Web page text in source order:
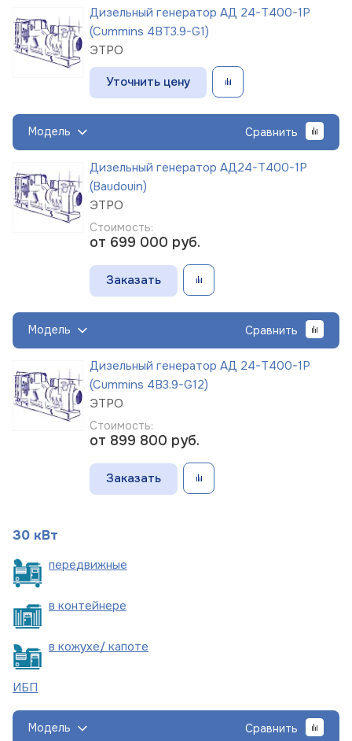
Дизельный генератор АД 24-Т400-1Р
(Cummins 4BT3.9-G1)
ЭТРО
Уточнить цену
Модель Сравнить
Дизельный генератор АД24-Т400-1Р
(Baudouin)
ЭТРО
Стоимость:
от 699 000 руб.
Заказать
Модель Сравнить
Дизельный генератор АД 24-Т400-1Р
(Cummins 4B3.9-G12)
ЭТРО
Стоимость:
от 899 800 руб.
Заказать
30 кВт
передвижные
в контейнере
в кожухе/ капоте
ИБП
Модель Сравнить